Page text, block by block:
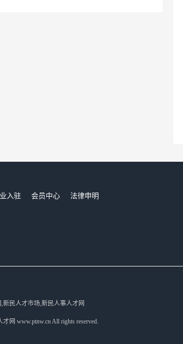
入驻 会员中心
法律申明
新民人才市场,新民人事人才网
网 www.ptnw.cn All rights reserved.